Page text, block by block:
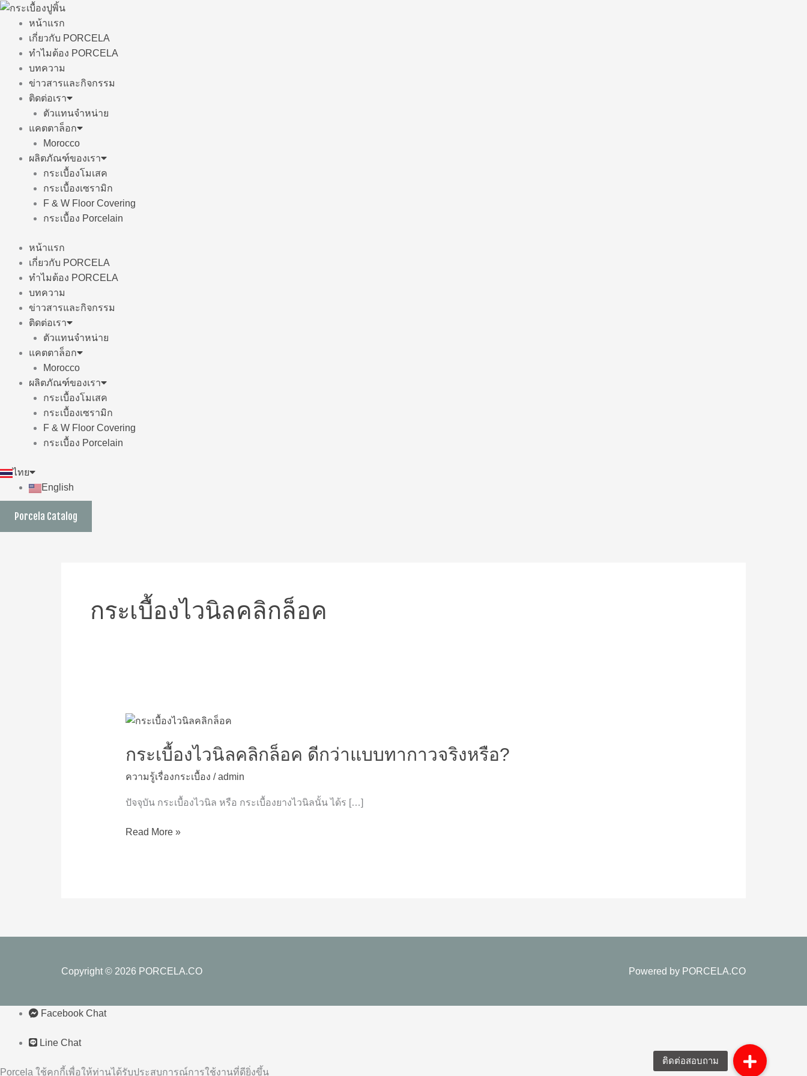
Skip
content
หน้าแรก
เกี่ยวกับ PORCELA
ทำไมต้อง PORCELA
บทความ
ข่าวสารและกิจกรรม
ติดต่อเรา
ตัวแทนจำหน่าย
แคตตาล็อก
Morocco
ผลิตภัณฑ์ของเรา
กระเบื้องโมเสค
กระเบื้องเซรามิก
F & W Floor Covering
กระเบื้อง Porcelain
หน้าแรก
เกี่ยวกับ PORCELA
ทำไมต้อง PORCELA
บทความ
ข่าวสารและกิจกรรม
ติดต่อเรา
ตัวแทนจำหน่าย
แคตตาล็อก
Morocco
ผลิตภัณฑ์ของเรา
กระเบื้องโมเสค
กระเบื้องเซรามิก
F & W Floor Covering
กระเบื้อง Porcelain
ไทย
English
Porcela Catalog
กระเบื้องไวนิลคลิกล็อค
กระเบื้องไวนิลคลิกล็อค ดีกว่าแบบทากาวจริงหรือ?
ความรู้เรื่องกระเบื้อง /admin
ปัจจุบัน กระเบื้องไวนิล หรือ กระเบื้องยางไวนิลนั้น ได้ร […]
กระเบื้อง
นิล
ล็อค
กว่า
Read More »
Copyright © 2026 PORCELA.CO Powered by PORCELA.CO
Facebook Chat
Line Chat
Porcela ใช้คุกกี้เพื่อให้ท่านได้รับประสบการณ์การใช้งานที่ดียิ่งขึ้น